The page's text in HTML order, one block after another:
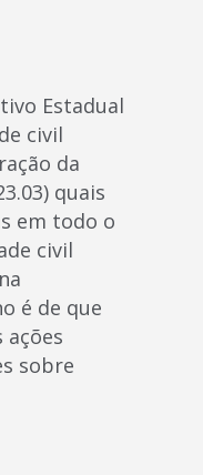
Estadual
civil
da
quais
em todo o
civil
é de que
ações
sobre